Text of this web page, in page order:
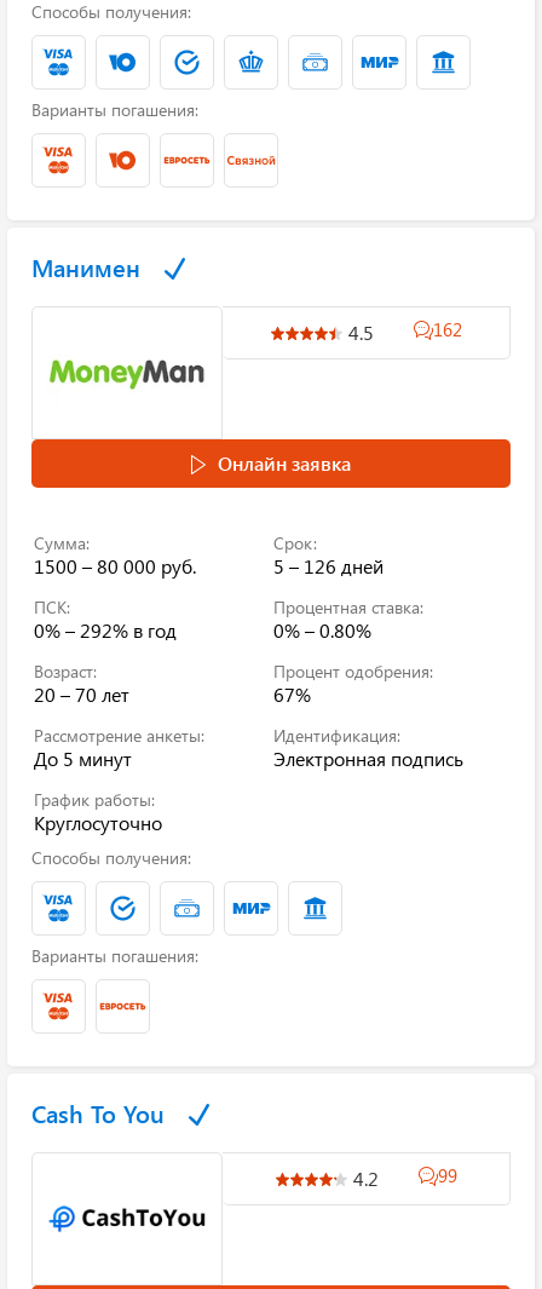
Способы получения:
Варианты погашения:
Манимен
4.5 162
Онлайн заявка
Сумма:
1500 – 80 000 руб.
Срок:
5 – 126 дней
ПСК:
0% – 292% в год
Процентная ставка:
0% – 0.80%
Возраст:
20 – 70 лет
Процент одобрения:
67%
Рассмотрение анкеты:
До 5 минут
Идентификация:
Электронная подпись
График работы:
Круглосуточно
Способы получения:
Варианты погашения:
Cash To You
4.2 99